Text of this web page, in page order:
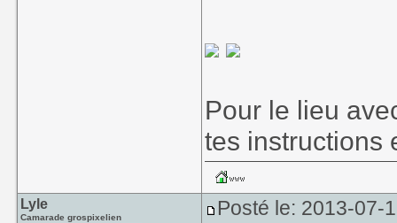
Pour le lieu
tes instructions
Lyle
Camarade grospixelien Posté le: 2013-07-